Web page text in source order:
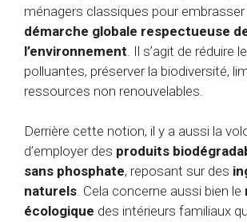
ménagers classiques pour embrasser
démarche globale respectueuse
l’environnement . Il s’agit de réduire
polluantes, préserver la biodiversité,
ressources non renouvelables.
Derrière cette notion, il y a aussi la
d’employer des produits
sans phosphate, reposant sur des
naturels. Cela concerne aussi bien le
écologique des intérieurs familiaux